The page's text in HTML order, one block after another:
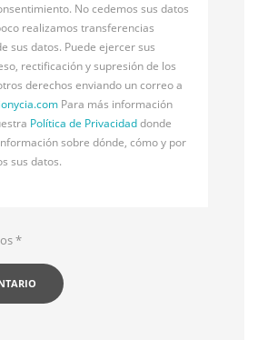
No cedemos sus datos
realizamos transferencias
sus datos. Puede ejercer sus
rectificación y supresión de los
derechos enviando un correo a
Para más información
Política de Privacidaddonde
sobre dónde, cómo y por
sus datos.
*